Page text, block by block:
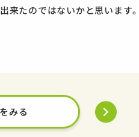
来たのではないかと思います
みる